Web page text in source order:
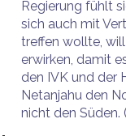
Regierung fühlt
sich auch mit
treffen wollte,
erwirken, damit
den IVK und der
Netanjahu den
nicht den Süden.